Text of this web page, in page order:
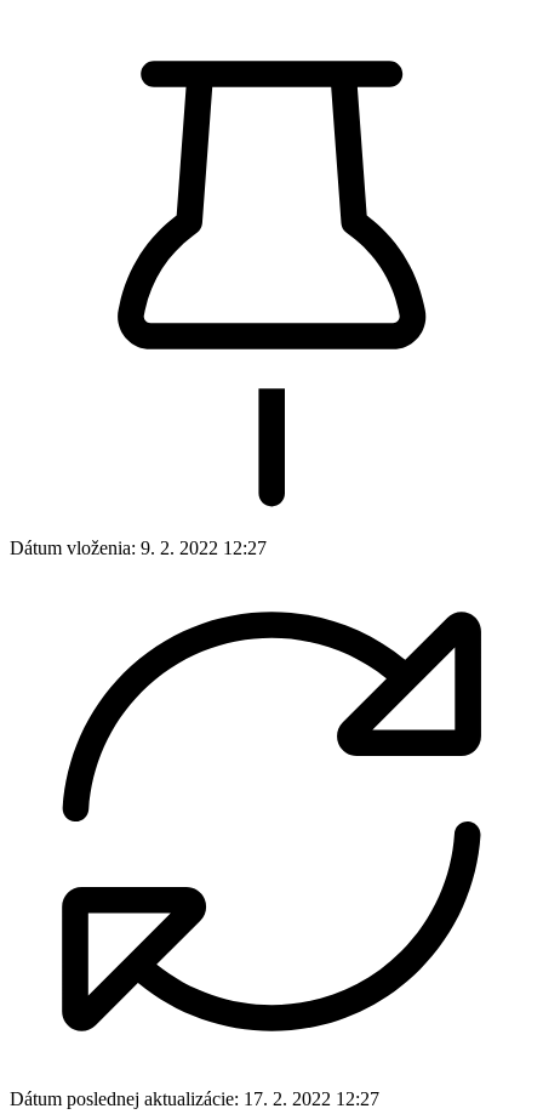
Dátum vloženia: 9. 2. 2022 12:27
Dátum poslednej aktualizácie: 17. 2. 2022 12:27